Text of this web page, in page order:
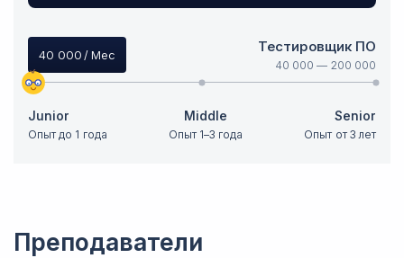
40 000 / Мес Тестировщик ПО
40 000 — 200 000
Junior
Опыт до 1 года
Middle
Опыт 1–3 года
Senior
Опыт от 3 лет
Преподаватели